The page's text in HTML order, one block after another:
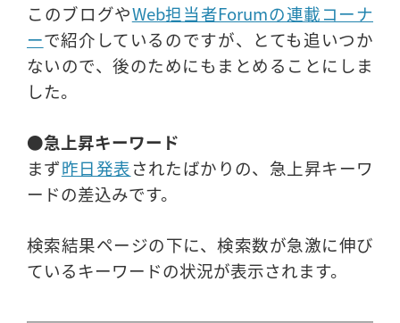
このブログやWeb担当者Forumの連載コーナ
ーで紹介しているのですが、とても追いつか
ないので、後のためにもまとめることにしま
した。
●急上昇キーワード
まず昨日発表されたばかりの、急上昇キーワ
ードの差込みです。
検索結果ページの下に、検索数が急激に伸び
ているキーワードの状況が表示されます。